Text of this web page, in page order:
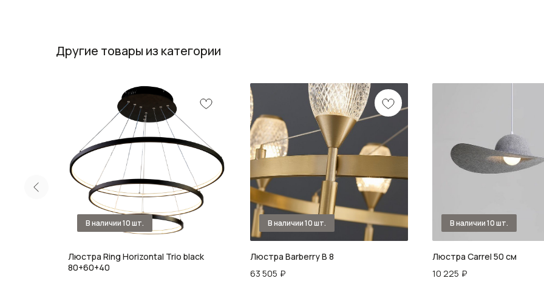
Другие товары из категории
Люстра Ring Horizontal Trio black
80+60+40
Люстра Barberry B 8
63 505 ₽
Люстра Carrel 50 см
10 225 ₽